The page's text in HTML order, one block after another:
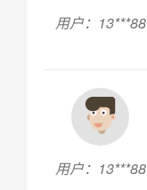
用户：13***88
用户：13***88